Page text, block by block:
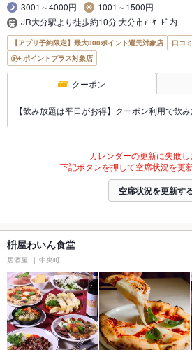
3001～4000円
1001～1500円
JR大分駅より徒歩約10分 大分市ｱｰｹｰﾄﾞ内
【アプリ予約限定】最大800ポイント還元対象店
口コ
ポイントプラス対象店
クーポン
【飲み放題は平日がお得】クーポン利用で飲
カレンダーの更新に失敗し
下記ボタンを押して空席状況を更
空席状況を更新す
枡屋わいん食堂
居酒屋 中央町